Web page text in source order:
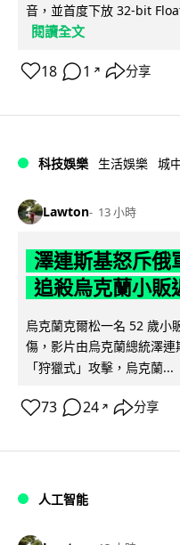
音，並首度下放 32-bit
閱讀全文
18 1 ↗ 分享
科技娛樂 生活娛樂 城
Lawton 13 小時
澤連斯基怒斥俄
追殺烏克蘭小販
烏克蘭克爾松一名 52 歲小
傷，影片由烏克蘭總統澤
「狩獵式」攻擊，烏克蘭...
73 24 ↗ 分享
人工智能